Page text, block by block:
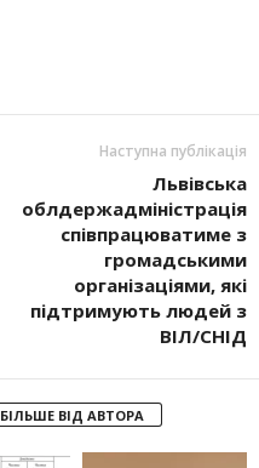
Наступна публікація
Львівська
облдержадміністрація
співпрацюватиме з
громадськими
організаціями, які
підтримують людей з
ВІЛ/СНІД
БІЛЬШЕ ВІД АВТОРА